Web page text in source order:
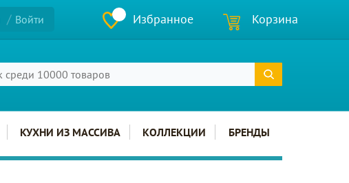
Войти Избранное Корзина
КУХНИ ИЗ МАССИВА КОЛЛЕКЦИИ БРЕНДЫ